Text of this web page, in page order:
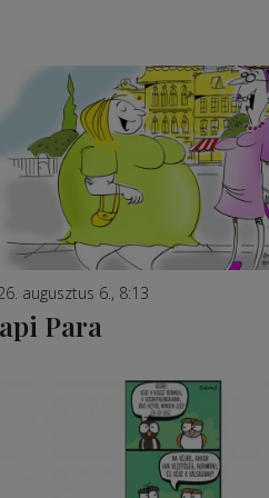
augusztus 6., 8:13
Para